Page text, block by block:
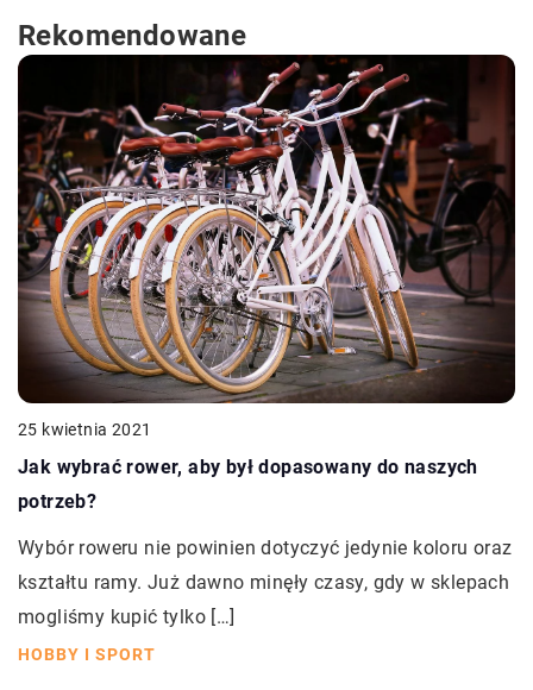
Rekomendowane
25 kwietnia 2021
Jak wybrać rower, aby był dopasowany do naszych
potrzeb?
Wybór roweru nie powinien dotyczyć jedynie koloru oraz
kształtu ramy. Już dawno minęły czasy, gdy w sklepach
mogliśmy kupić tylko […]
HOBBY I SPORT